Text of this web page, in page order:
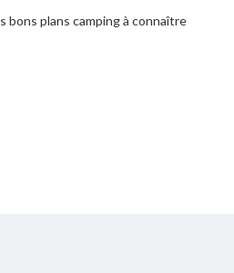
bons plans camping à connaître